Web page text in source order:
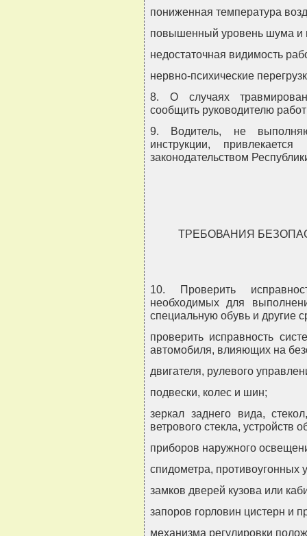
пониженная температура
повышенный уровень шума и
недостаточная видимость
нервно-психические
8. О случаях
сообщить руководителю
9. Водитель, не
инструкции,
законодательством
ТРЕБОВАНИЯ
10. Проверить
необходимых для
специальную обувь и другие
проверить исправность
автомобиля, влияющих на
двигателя, рулевого
подвески, колес и шин;
зеркал заднего вида,
ветрового стекла, устройств
приборов наружного
спидометра, противоугонных
замков дверей кузова или
запоров горловин цистерн и
механизма регулировки